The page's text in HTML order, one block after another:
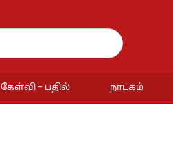
கேள்வி – பதில் நாடகம்